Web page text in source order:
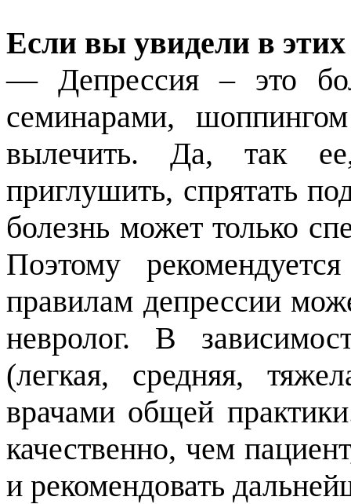
Если вы увидели в этих
— Депрессия – это
семинарами,
вылечить. Да, так
приглушить, спрятать
болезнь может только
Поэтому
правилам депрессии
невролог. В
(легкая, средняя,
врачами общей
качественно, чем
и рекомендовать